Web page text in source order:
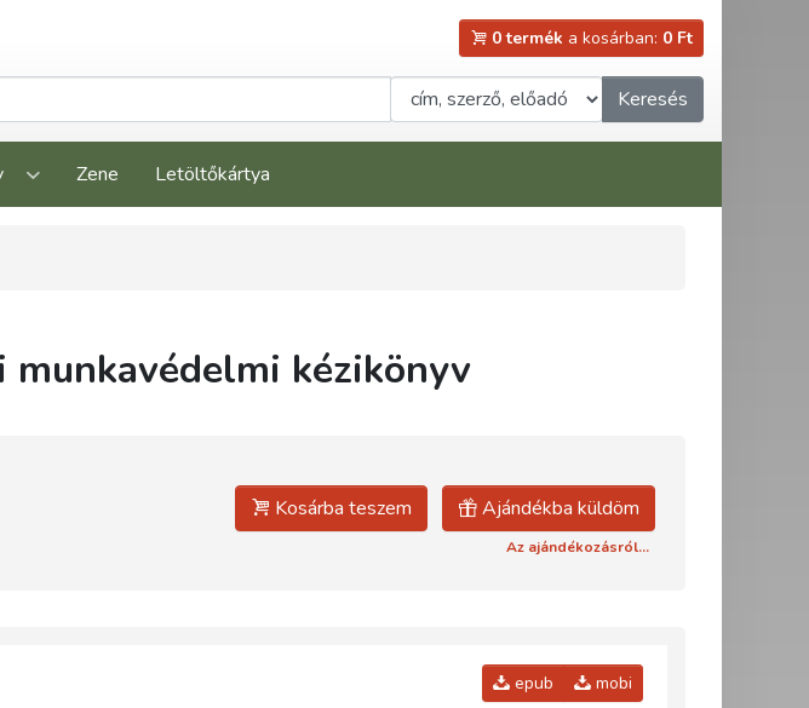
0 termék a kosárban: 0 Ft
Keresés
Zene Letöltőkártya
munkavédelmi kézikönyv
Kosárba teszem Ajándékba küldöm
Az ajándékozásról...
epub mobi